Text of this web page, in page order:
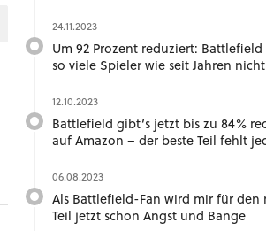
24.11.2023
Um 92 Prozent reduziert:
so viele Spieler wie seit Jahren
12.10.2023
Battlefield gibt’s jetzt bis zu 84%
auf Amazon – der beste Teil fehlt
06.08.2023
Als Battlefield-Fan wird mir für den
Teil jetzt schon Angst und Bange